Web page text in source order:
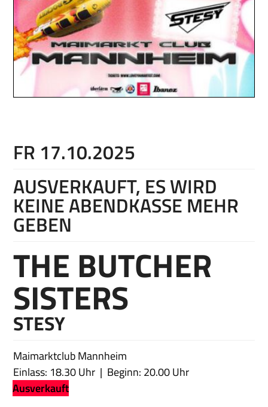
FR 17.10.2025
AUSVERKAUFT, ES WIRD
KEINE ABENDKASSE MEHR
GEBEN
THE BUTCHER
SISTERS
STESY
Maimarktclub Mannheim
Einlass: 18.30 Uhr
Beginn: 20.00 Uhr
Ausverkauft